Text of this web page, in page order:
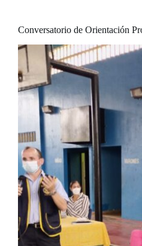
Conversatorio de Orientación